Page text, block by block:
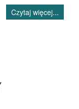
Czytaj więcej...